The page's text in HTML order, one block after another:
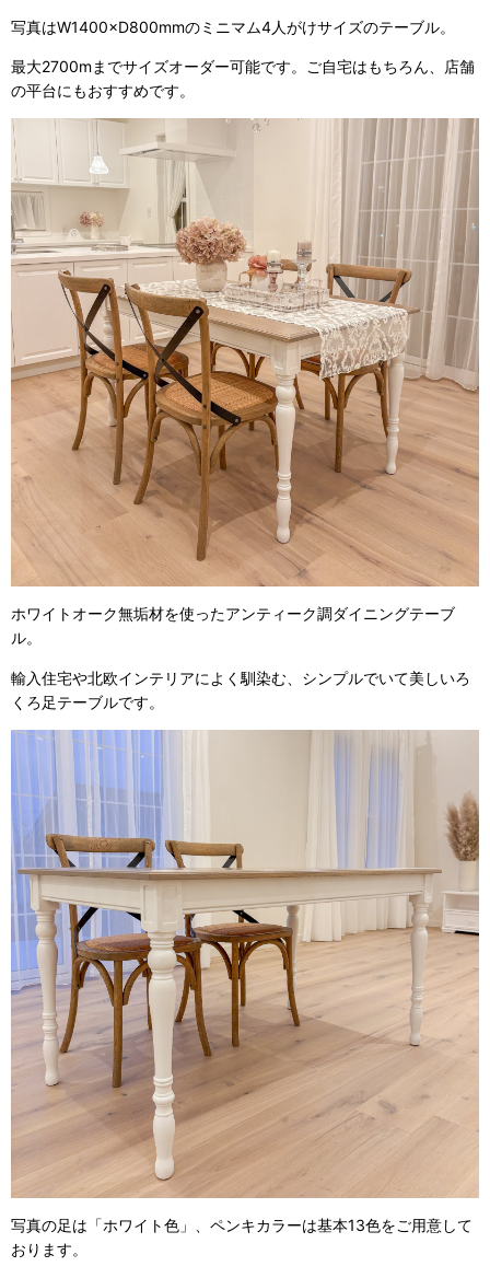
写真はW1400×D800mmのミニマム4人がけサイズのテーブル。
最大2700mまでサイズオーダー可能です。ご自宅はもちろん、店舗
の平台にもおすすめです。
ホワイトオーク無垢材を使ったアンティーク調ダイニングテーブ
ル。
輸入住宅や北欧インテリアによく馴染む、シンプルでいて美しいろ
くろ足テーブルです。
写真の足は「ホワイト色」、ペンキカラーは基本13色をご用意して
おります。